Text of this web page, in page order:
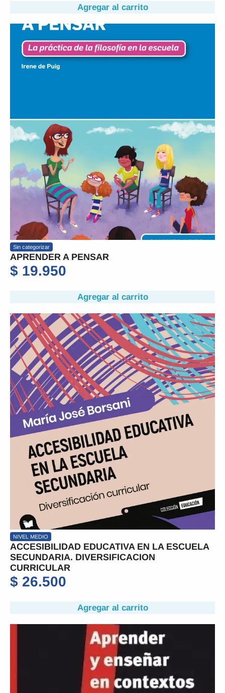
Agregar al carrito
Sin categorizar
APRENDER A PENSAR
$ 19.950
Agregar al carrito
NIVEL MEDIO
ACCESIBILIDAD EDUCATIVA EN LA ESCUELA
SECUNDARIA. DIVERSIFICACION
CURRICULAR
$ 26.500
Agregar al carrito